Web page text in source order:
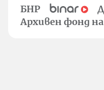
БНР
Архивен фонд